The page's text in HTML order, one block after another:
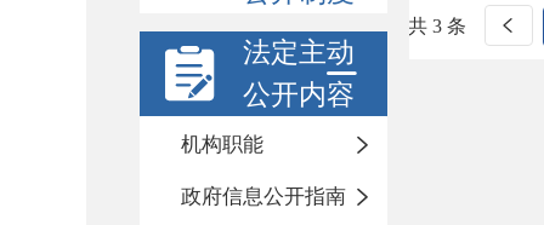
法定主动
公开内容
机构职能
政府信息公开指南
共 3 条